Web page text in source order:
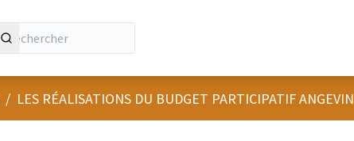
/ LES RÉALISATIONS DU BUDGET PARTICIPATIF ANGEVIN